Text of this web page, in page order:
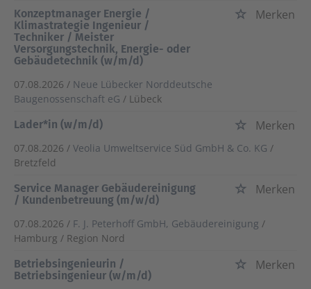
Konzeptmanager Energie /
Klimastrategie Ingenieur /
Techniker / Meister
Versorgungstechnik, Energie- oder
Gebäudetechnik (w/m/d)
Merken
07.08.2026 / Neue Lübecker Norddeutsche
Baugenossenschaft eG / Lübeck
Lader*in (w/m/d)
Merken
07.08.2026 / Veolia Umweltservice Süd GmbH & Co. KG /
Bretzfeld
Service Manager Gebäudereinigung
/ Kundenbetreuung (m/w/d)
Merken
07.08.2026 / F. J. Peterhoff GmbH, Gebäudereinigung /
Hamburg / Region Nord
Betriebsingenieurin /
Betriebsingenieur (w/m/d)
Merken